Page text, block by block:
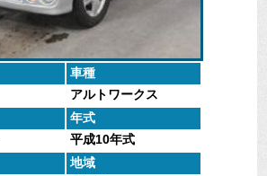
車種
アルトワークス
年式
平成10年式
地域